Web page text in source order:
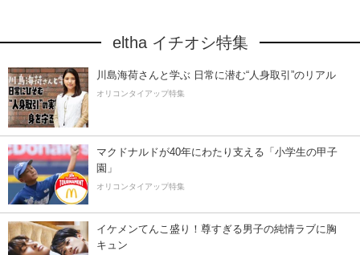
eltha イチオシ特集
川島海荷さんと学ぶ 日常に潜む“人身取引”のリアル
オリコンタイアップ特集
マクドナルドが40年にわたり支える「小学生の甲子
園」
オリコンタイアップ特集
イケメンてんこ盛り！尊すぎる男子の純情ラブに胸
キュン